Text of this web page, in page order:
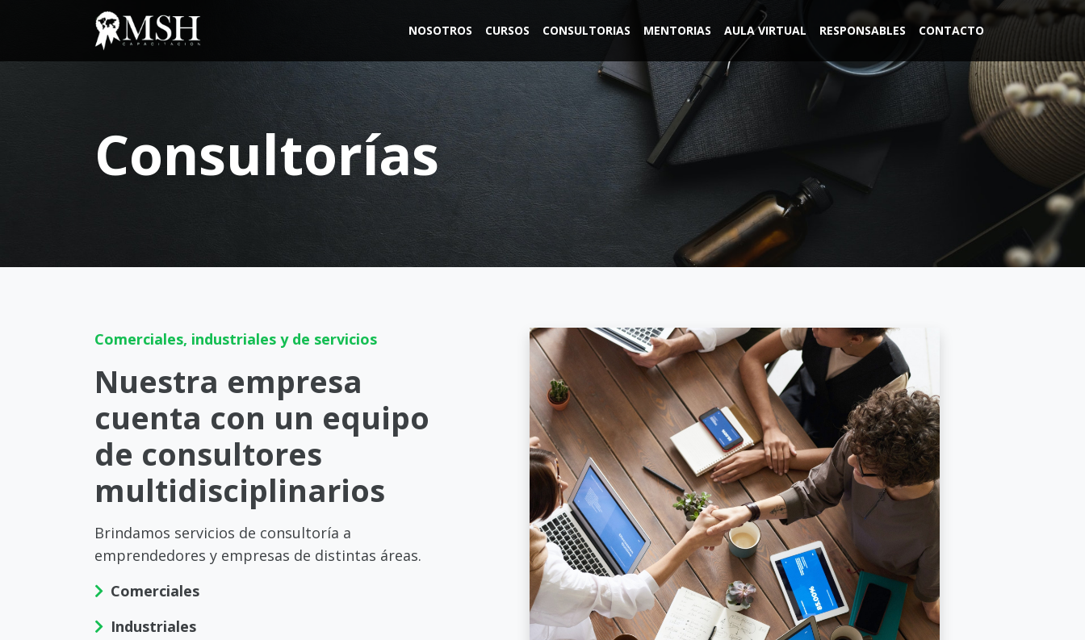
NOSOTROS CURSOS CONSULTORIAS MENTORIAS AULA VIRTUAL RESPONSABLES CONTACTO
Consultorías
Comerciales, industriales y de servicios
Nuestra empresa
cuenta con un equipo
de consultores
multidisciplinarios
Brindamos servicios de consultoría a
emprendedores y empresas de distintas áreas.
Comerciales
Industriales